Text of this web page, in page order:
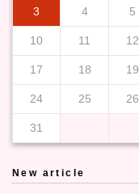
3 4 5
10 11 12
17 18 19
24 25 26
31
New article